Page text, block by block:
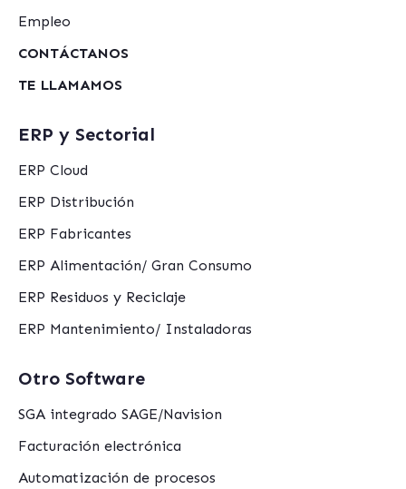
Empleo
CONTÁCTANOS
TE LLAMAMOS
ERP y Sectorial
ERP Cloud
ERP Distribución
ERP Fabricantes
ERP Alimentación/ Gran Consumo
ERP Residuos y Reciclaje
ERP Mantenimiento/ Instaladoras
Otro Software
SGA integrado SAGE/Navision
Facturación electrónica
Automatización de procesos